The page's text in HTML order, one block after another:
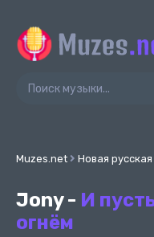
Muzes.net Новая
Jony - И
огнём